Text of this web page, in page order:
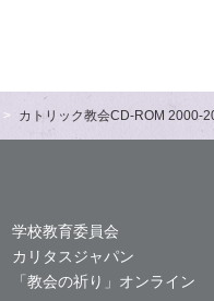
カトリック教会CD-ROM 2000-
学校教育委員会
カリタスジャパン
「教会の祈り」オンライン